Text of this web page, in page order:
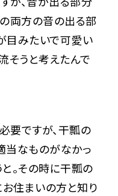
両方の音の出る部
目みたいで可愛い
そうと考えたんで
要ですが、干瓢の
当なものがなかっ
。その時に干瓢の
住まいの方と知り